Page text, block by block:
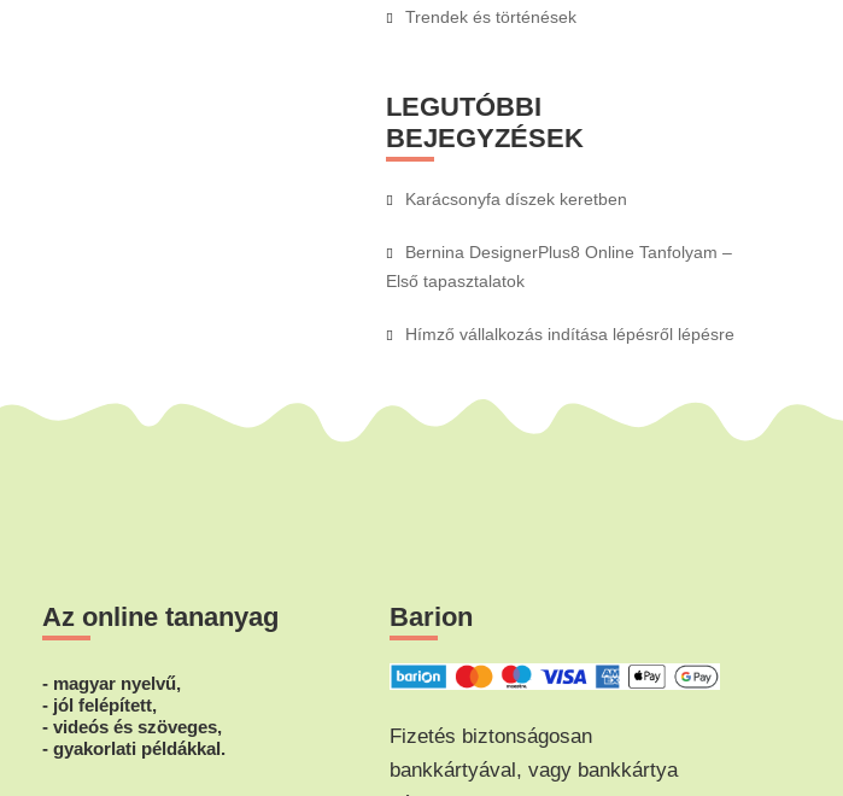
Trendek és történések
LEGUTÓBBI
BEJEGYZÉSEK
Karácsonyfa díszek keretben
Bernina DesignerPlus8 Online Tanfolyam –
Első tapasztalatok
Hímző vállalkozás indítása lépésről lépésre
Az online tananyag
- magyar nyelvű,
- jól felépített,
- videós és szöveges,
- gyakorlati példákkal.
Barion
Fizetés biztonságosan
bankkártyával, vagy bankkártya